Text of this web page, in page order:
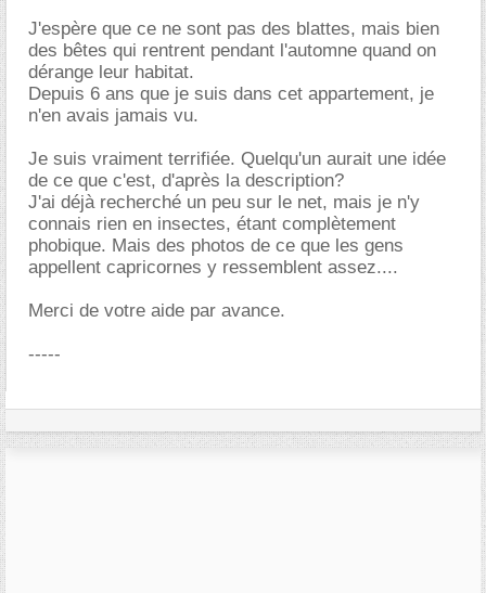
J'espère que ce ne sont pas des blattes, mais bien
des bêtes qui rentrent pendant l'automne quand on
dérange leur habitat.
Depuis 6 ans que je suis dans cet appartement, je
n'en avais jamais vu.
Je suis vraiment terrifiée. Quelqu'un aurait une idée
de ce que c'est, d'après la description?
J'ai déjà recherché un peu sur le net, mais je n'y
connais rien en insectes, étant complètement
phobique. Mais des photos de ce que les gens
appellent capricornes y ressemblent assez....
Merci de votre aide par avance.
-----